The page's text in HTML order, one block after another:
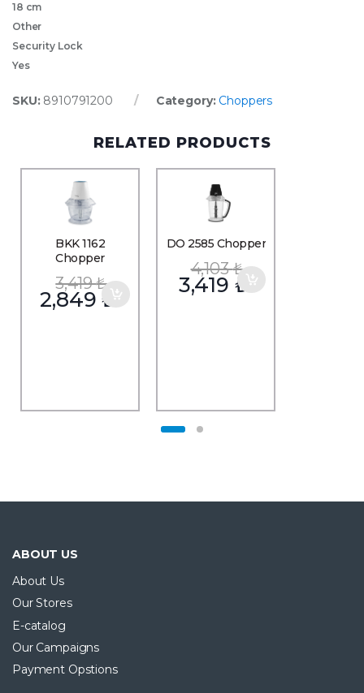
18 cm
Other
Security Lock
Yes
SKU: 8910791200 Category: Choppers
RELATED PRODUCTS
BKK 1162
Chopper
3,419₺
2,849₺
DO 2585 Chopper
4,103₺
3,419 ₺
ABOUT US
About Us
Our Stores
E-catalog
Our Campaigns
Payment Opstions